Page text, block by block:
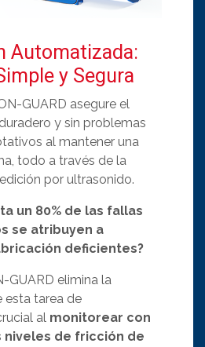
Automatizada:
y Segura
GUARD asegure el
y sin problemas
al mantener una
todo a través de la
por ultrasonido.
un 80% de las fallas
se atribuyen a
deficientes?
GUARD elimina la
esta tarea de
al monitorear con
niveles de fricción de